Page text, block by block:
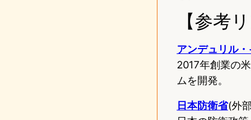
【参考
アンデュリル
2017年創業の
ムを開発。
日本防衛省(外